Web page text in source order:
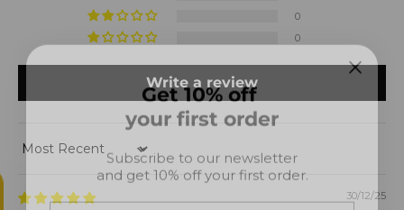
0
0
Write a review
Sort by
30/12/25
Get 10% off
your first order
and get 10% off your first order.
Name